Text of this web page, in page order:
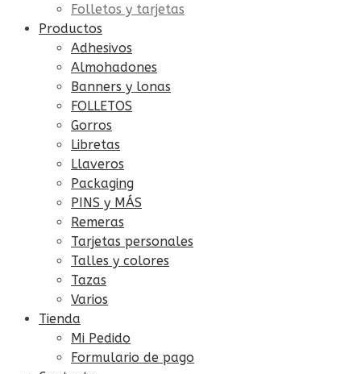
Folletos y tarjetas
Productos
Adhesivos
Almohadones
Banners y lonas
FOLLETOS
Gorros
Libretas
Llaveros
Packaging
PINS y MÁS
Remeras
Tarjetas personales
Talles y colores
Tazas
Varios
Tienda
Mi Pedido
Formulario de pago